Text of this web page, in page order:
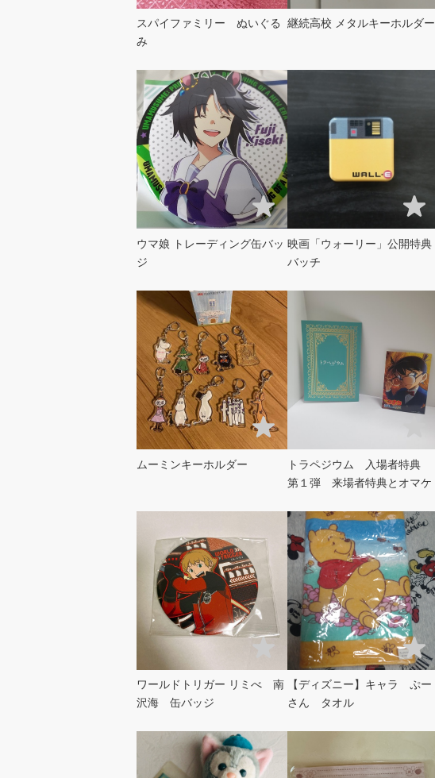
スパイファミリー ぬいぐる
み
継続高校 メタルキーホルダー
ウマ娘 トレーディング缶バッ
ジ
映画「ウォーリー」公開特典
バッチ
ムーミンキーホルダー
トラペジウム 入場者特典
第１弾 来場者特典とオマケ
ワールドトリガー リミべ 南
沢海 缶バッジ
【ディズニー】キャラ ぷー
さん タオル